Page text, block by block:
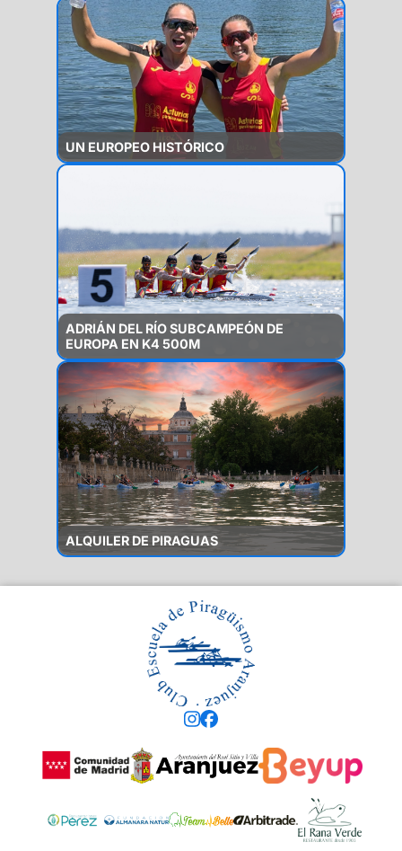
UN EUROPEO HISTÓRICO
ADRIÁN DEL RÍO SUBCAMPEÓN DE
EUROPA EN K4 500M
ALQUILER DE PIRAGUAS